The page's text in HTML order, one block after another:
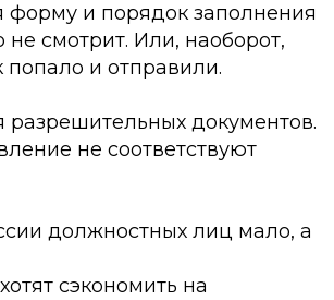
форму и порядок заполнения
не смотрит. Или, наоборот,
попало и отправили.
разрешительных документов.
не соответствуют
должностных лиц мало, а
сэкономить на